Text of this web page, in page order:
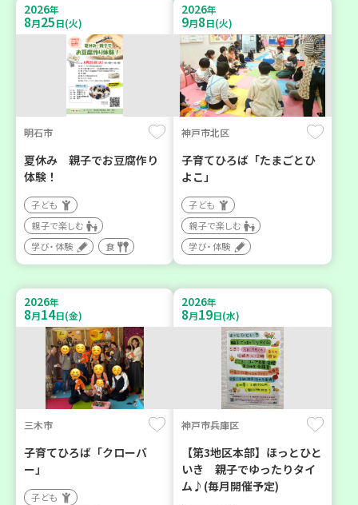
2026年
8月25日(火)
明石市
夏休み 親子でお豆腐作り
体験！
子ども
親子で楽しむ
学び・体験
食
2026年
9月8日(火)
神戸市北区
子育てひろば「たまごとひ
よこ」
子ども
親子で楽しむ
学び・体験
2026年
8月14日(金)
三木市
子育てひろば「クローバ
ー」
子ども
2026年
8月19日(水)
神戸市兵庫区
【第3地区本部】ほっとひと
いき 親子でゆったりタイ
ム♪(毎月開催予定)